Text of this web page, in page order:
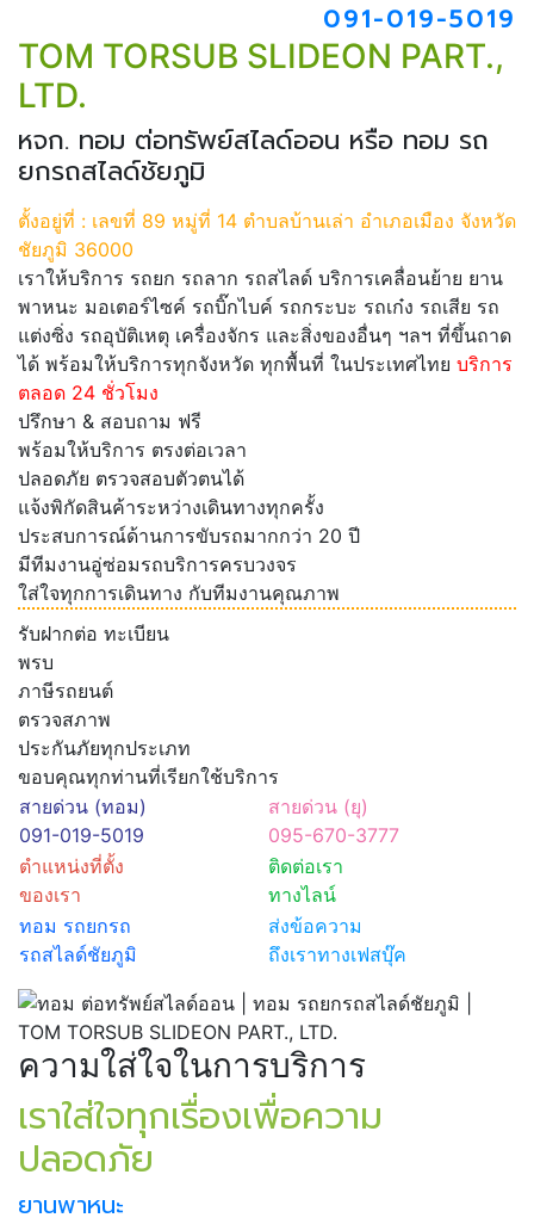
091-019-5019
TOM TORSUB SLIDEON PART.,
LTD.
หจก. ทอม ต่อทรัพย์สไลด์ออน หรือ ทอม รถ
ยกรถสไลด์ชัยภูมิ
ตั้งอยู่ที่ : เลขที่ 89 หมู่ที่ 14 ตำบลบ้านเล่า อำเภอเมือง จังหวัด
ชัยภูมิ 36000
เราให้บริการ รถยก รถลาก รถสไลด์ บริการเคลื่อนย้าย ยาน
พาหนะ มอเตอร์ไซค์ รถบิ๊กไบค์ รถกระบะ รถเก๋ง รถเสีย รถ
แต่งซิ่ง รถอุบัติเหตุ เครื่องจักร และสิ่งของอื่นๆ ฯลฯ ที่ขึ้นถาด
ได้ พร้อมให้บริการทุกจังหวัด ทุกพื้นที่ ในประเทศไทย บริการ
ตลอด 24 ชั่วโมง
ปรึกษา & สอบถาม ฟรี
พร้อมให้บริการ ตรงต่อเวลา
ปลอดภัย ตรวจสอบตัวตนได้
แจ้งพิกัดสินค้าระหว่างเดินทางทุกครั้ง
ประสบการณ์ด้านการขับรถมากกว่า 20 ปี
มีทีมงานอู่ซ่อมรถบริการครบวงจร
ใส่ใจทุกการเดินทาง กับทีมงานคุณภาพ
รับฝากต่อ ทะเบียน
พรบ
ภาษีรถยนต์
ตรวจสภาพ
ประกันภัยทุกประเภท
ขอบคุณทุกท่านที่เรียกใช้บริการ
สายด่วน (ทอม)
091-019-5019
สายด่วน (ยุ)
095-670-3777
ตำแหน่งที่ตั้ง
ของเรา
ติดต่อเรา
ทางไลน์
ทอม รถยกรถ
รถสไลด์ชัยภูมิ
ส่งข้อความ
ถึงเราทางเฟสบุ๊ค
ความใส่ใจในการบริการ
เราใส่ใจทุกเรื่องเพื่อความ
ปลอดภัย
ยานพาหนะ